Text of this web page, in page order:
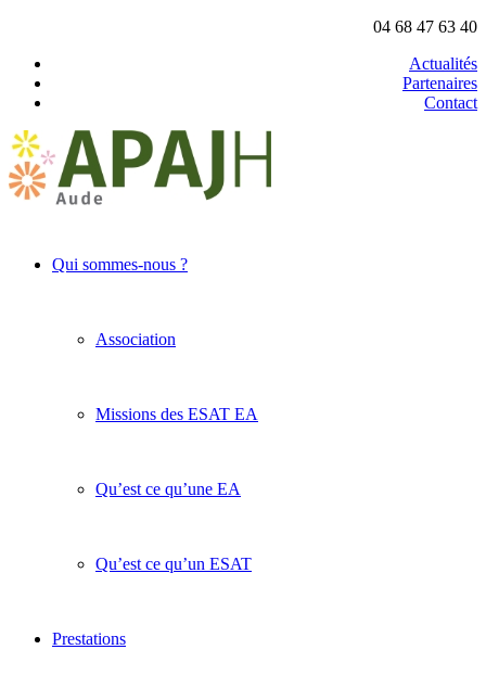
04 68 47 63 40
Actualités
Partenaires
Contact
Qui sommes-nous ?
Association
Missions des ESAT EA
Qu’est ce qu’une EA
Qu’est ce qu’un ESAT
Prestations